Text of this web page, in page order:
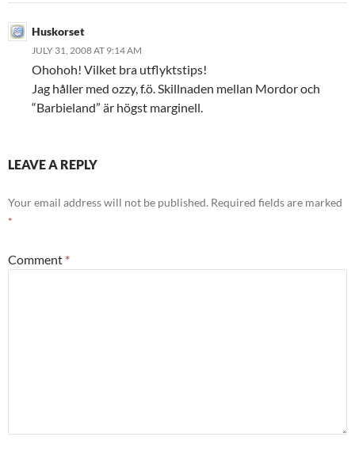
Huskorset
JULY 31, 2008 AT 9:14 AM
Ohohoh! Vilket bra utflyktstips!
Jag håller med ozzy, f.ö. Skillnaden mellan Mordor och
“Barbieland” är högst marginell.
LEAVE A REPLY
Your email address will not be published. Required fields are marked
*
Comment *